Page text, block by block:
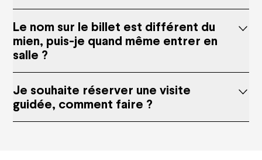
Le nom sur le billet est différent du
mien, puis-je quand même entrer en
salle ?
Je souhaite réserver une visite
guidée, comment faire ?
Agenda
Opéra national de Nancy-Lorraine
Who are we?
Nancy Opera Xperience